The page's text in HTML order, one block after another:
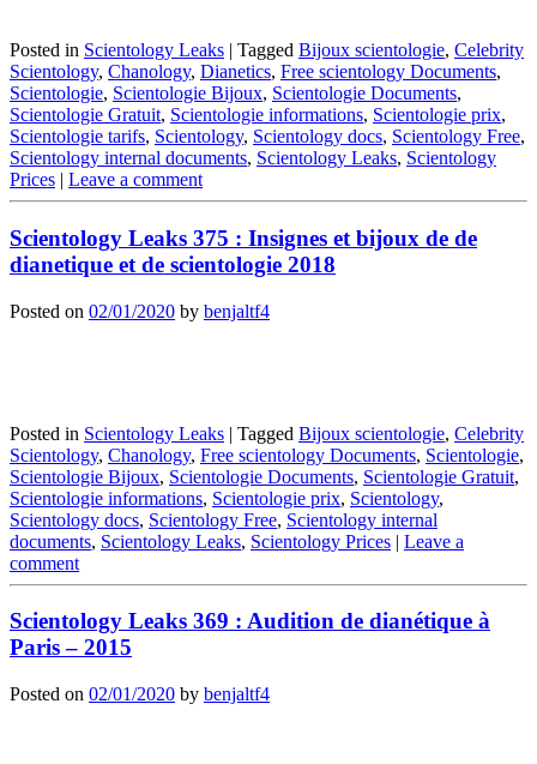
Posted in Scientology Leaks | Tagged Bijoux scientologie, Celebrity
Scientology, Chanology, Dianetics, Free scientology Documents,
Scientologie, Scientologie Bijoux, Scientologie Documents,
Scientologie Gratuit, Scientologie informations, Scientologie prix,
Scientologie tarifs, Scientology, Scientology docs, Scientology Free,
Scientology internal documents, Scientology Leaks, Scientology
Prices | Leave a comment
Scientology Leaks 375 : Insignes et bijoux de de
dianetique et de scientologie 2018
Posted on 02/01/2020 by benjaltf4
Posted in Scientology Leaks | Tagged Bijoux scientologie, Celebrity
Scientology, Chanology, Free scientology Documents, Scientologie,
Scientologie Bijoux, Scientologie Documents, Scientologie Gratuit,
Scientologie informations, Scientologie prix, Scientology,
Scientology docs, Scientology Free, Scientology internal
documents, Scientology Leaks, Scientology Prices | Leave a
comment
Scientology Leaks 369 : Audition de dianétique à
Paris – 2015
Posted on 02/01/2020 by benjaltf4